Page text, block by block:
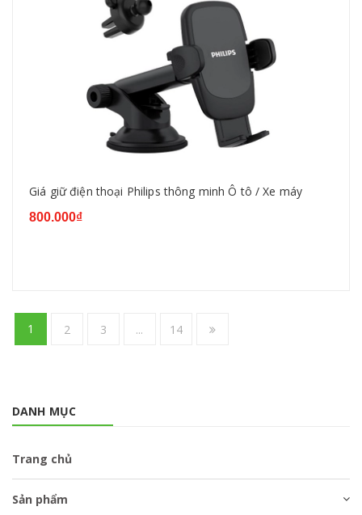
Giá giữ điện thoại Philips thông minh Ô tô / Xe máy
800.000₫
1 2 3 ... 14
DANH MỤC
Trang chủ
Sản phẩm